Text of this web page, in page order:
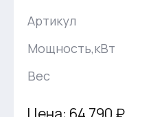
Артикул
Мощность,кВт
Вес